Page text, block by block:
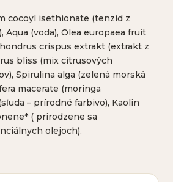
cocoyl isethionate (tenzid z
Aqua (voda), Olea europaea fruit
crispus extrakt (extrakt z
bliss (mix citrusových
Spirulina alga (zelená morská
macerate (moringa
– prírodné farbivo), Kaolin
( prirodzene sa
olejoch).